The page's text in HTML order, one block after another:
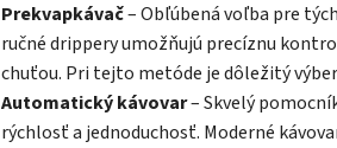
Prekvapkávač– Obľúbená voľba pre
ručné drippery umožňujú precíznu
chuťou. Pri tejto metóde je dôležitý
Automatický kávovar– Skvelý
rýchlosť a jednoduchosť. Moderné